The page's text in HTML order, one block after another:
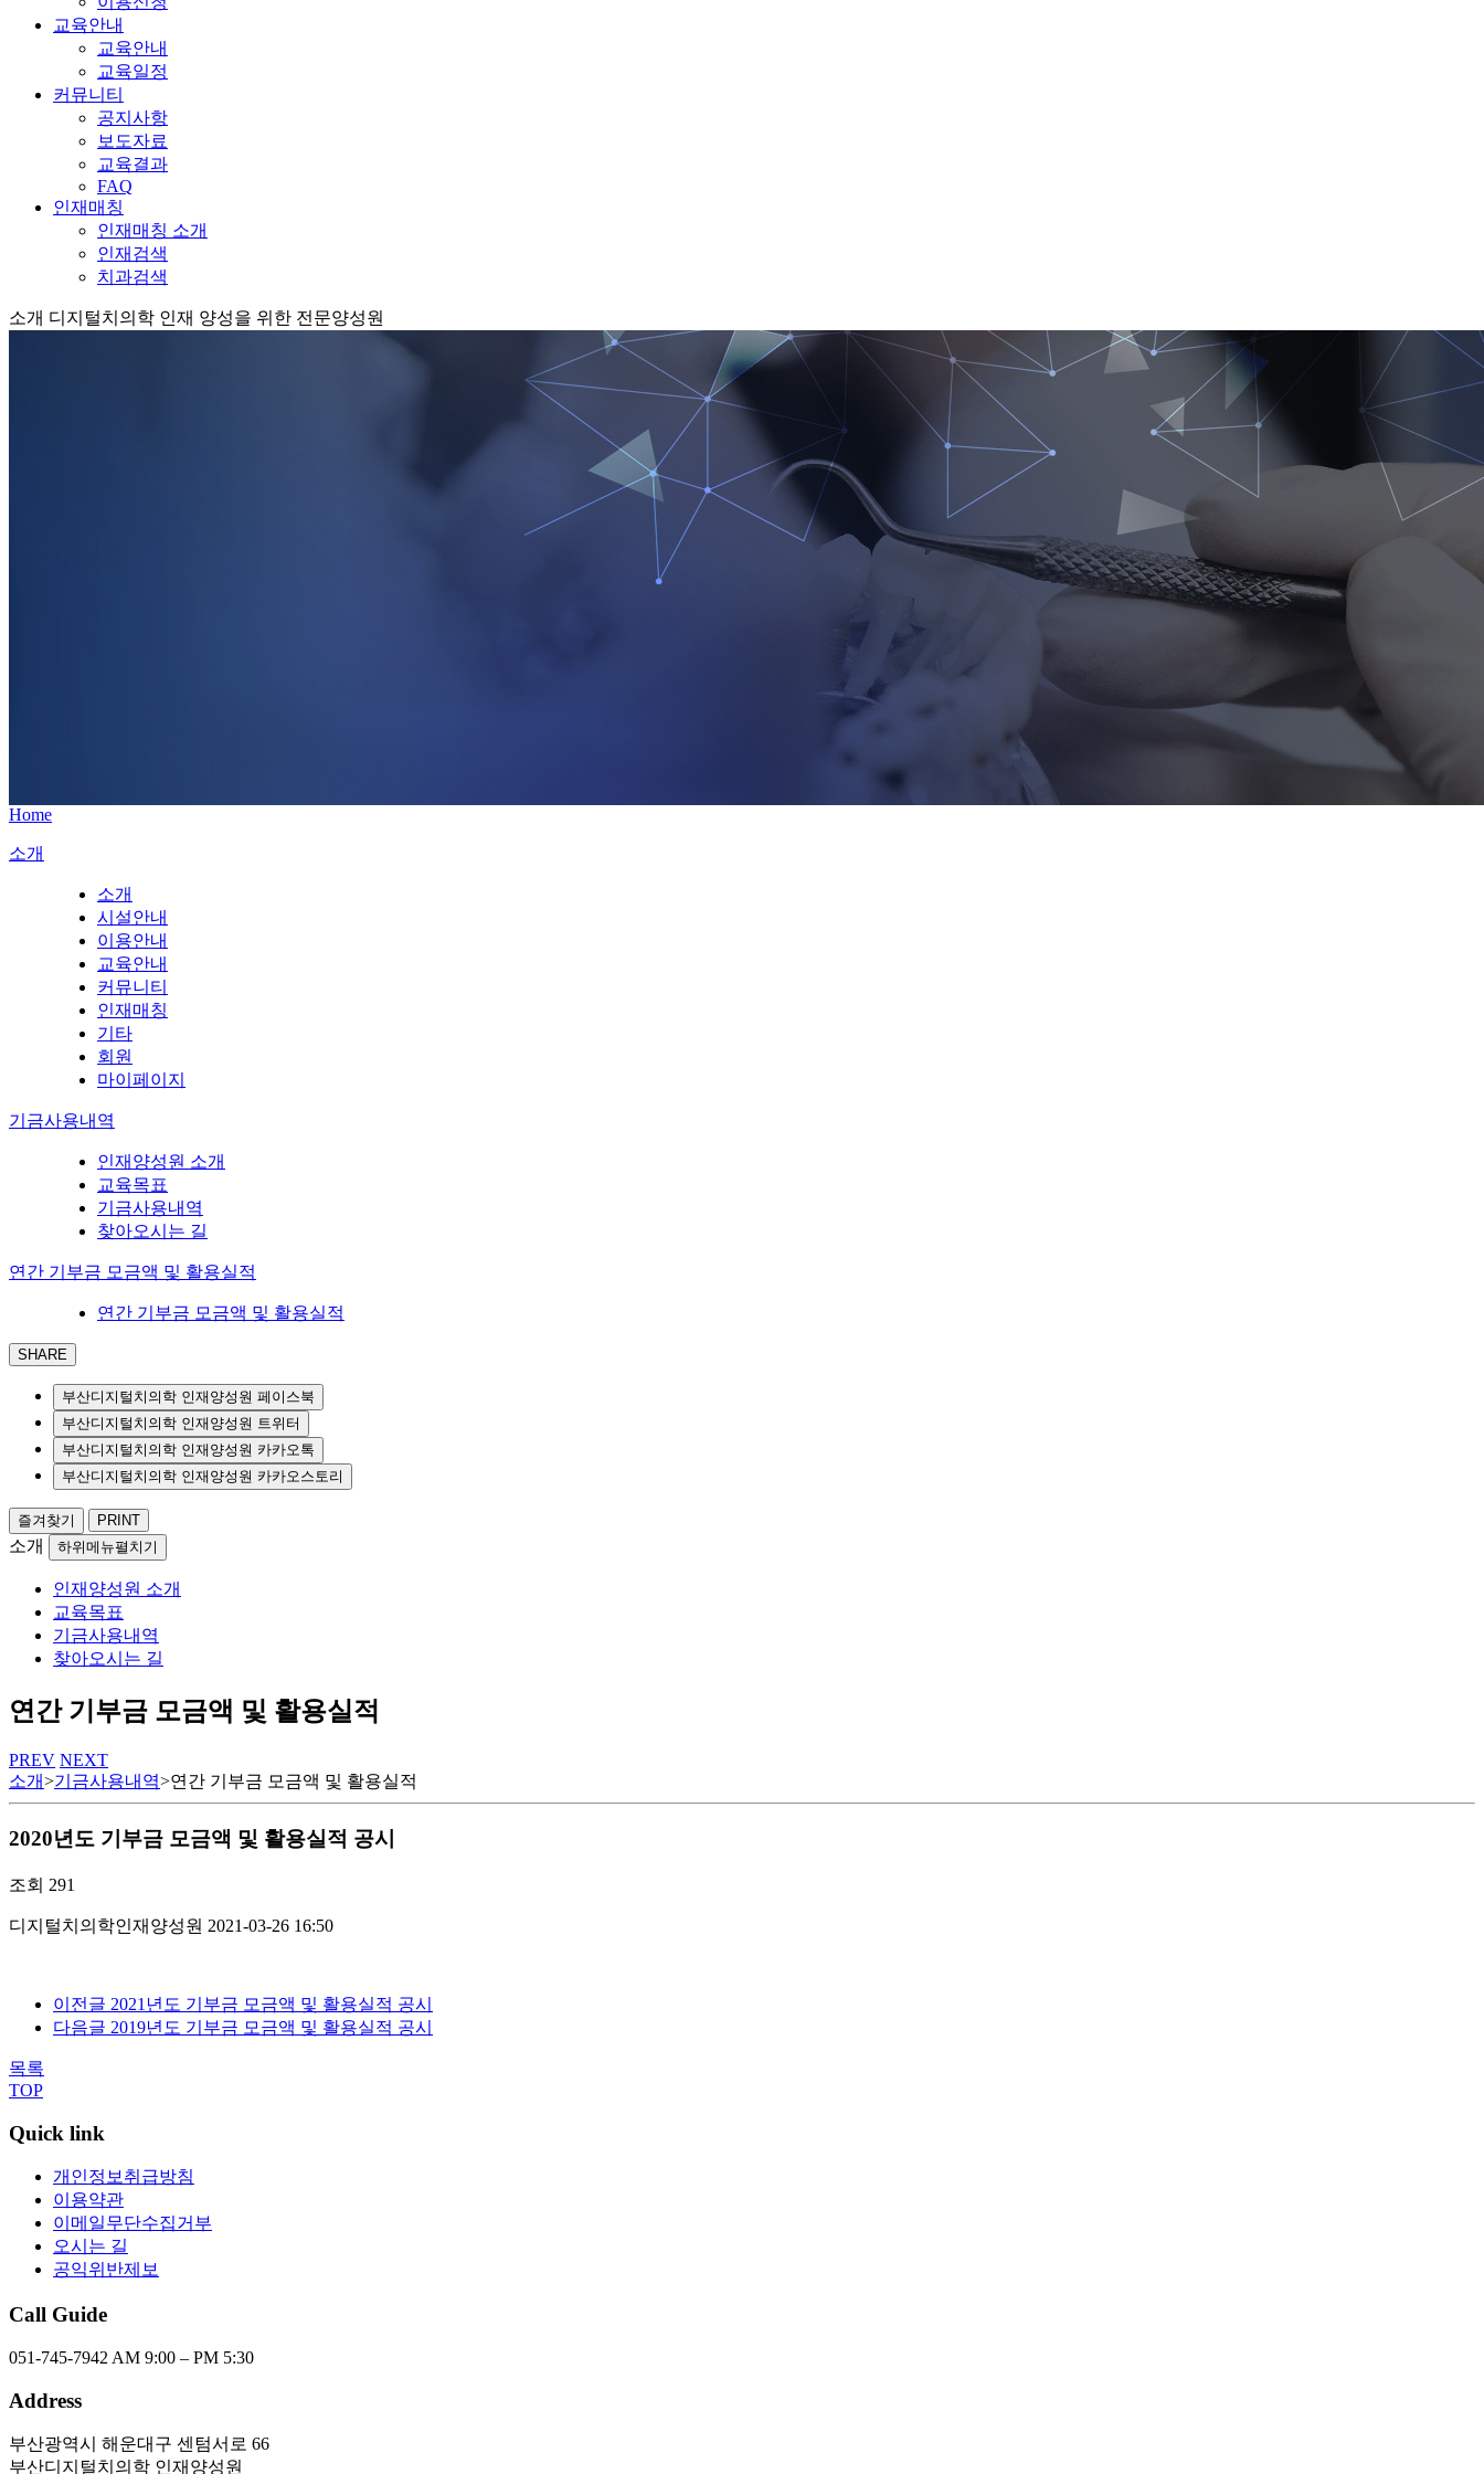
교육안내
교육안내
교육일정
커뮤니티
공지사항
보도자료
교육결과
FAQ
인재매칭
인재매칭 소개
인재검색
치과검색
소개 디지털치의학 인재 양성을 위한 전문양성원
Home
소개
소개
시설안내
이용안내
교육안내
커뮤니티
인재매칭
기타
회원
마이페이지
기금사용내역
인재양성원 소개
교육목표
기금사용내역
찾아오시는 길
연간 기부금 모금액 및 활용실적
연간 기부금 모금액 및 활용실적
SHARE
부산디지털치의학 인재양성원 페이스북
부산디지털치의학 인재양성원 트위터
부산디지털치의학 인재양성원 카카오톡
부산디지털치의학 인재양성원 카카오스토리
즐겨찾기 PRINT
소개 하위메뉴펼치기
인재양성원 소개
교육목표
기금사용내역
찾아오시는 길
연간 기부금 모금액 및 활용실적
PREV NEXT
소개>기금사용내역>연간 기부금 모금액 및 활용실적
2020년도 기부금 모금액 및 활용실적 공시
조회 291
디지털치의학인재양성원 2021-03-26 16:50
이전글 2021년도 기부금 모금액 및 활용실적 공시
다음글 2019년도 기부금 모금액 및 활용실적 공시
목록
TOP
Quick link
개인정보취급방침
이용약관
이메일무단수집거부
오시는 길
공익위반제보
Call Guide
051-745-7942 AM 9:00 – PM 5:30
Address
부산광역시 해운대구 센텀서로 66
부산디지털치의학 인재양성원